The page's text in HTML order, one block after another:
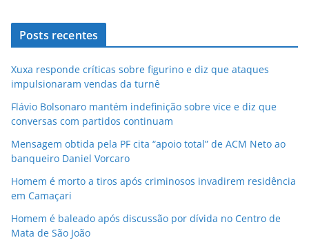
Posts recentes
Xuxa responde críticas sobre figurino e diz que ataques
impulsionaram vendas da turnê
Flávio Bolsonaro mantém indefinição sobre vice e diz que
conversas com partidos continuam
Mensagem obtida pela PF cita “apoio total” de ACM Neto ao
banqueiro Daniel Vorcaro
Homem é morto a tiros após criminosos invadirem residência
em Camaçari
Homem é baleado após discussão por dívida no Centro de
Mata de São João